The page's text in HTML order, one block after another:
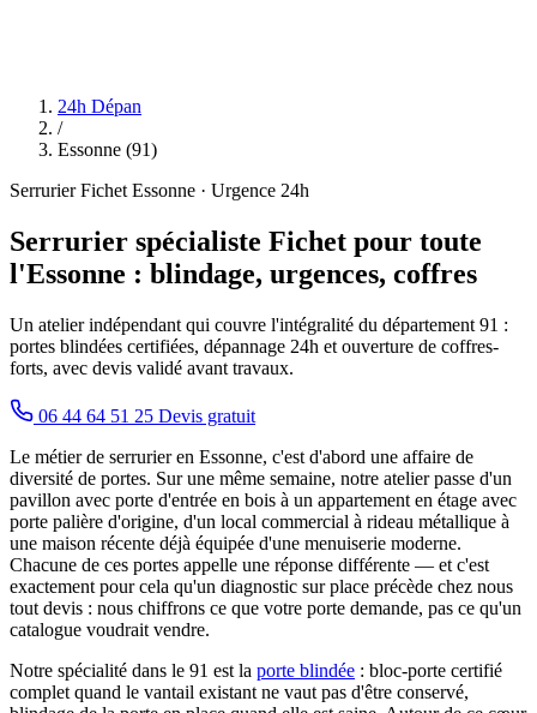
24h Dépan
/
Essonne (91)
Serrurier Fichet Essonne · Urgence 24h
Serrurier spécialiste Fichet pour toute
l'Essonne : blindage, urgences, coffres
Un atelier indépendant qui couvre l'intégralité du département 91 :
portes blindées certifiées, dépannage 24h et ouverture de coffres-
forts, avec devis validé avant travaux.
06 44 64 51 25 Devis gratuit
Le métier de serrurier en Essonne, c'est d'abord une affaire de
diversité de portes. Sur une même semaine, notre atelier passe d'un
pavillon avec porte d'entrée en bois à un appartement en étage avec
porte palière d'origine, d'un local commercial à rideau métallique à
une maison récente déjà équipée d'une menuiserie moderne.
Chacune de ces portes appelle une réponse différente — et c'est
exactement pour cela qu'un diagnostic sur place précède chez nous
tout devis : nous chiffrons ce que votre porte demande, pas ce qu'un
catalogue voudrait vendre.
Notre spécialité dans le 91 est la porte blindée : bloc-porte certifié
complet quand le vantail existant ne vaut pas d'être conservé,